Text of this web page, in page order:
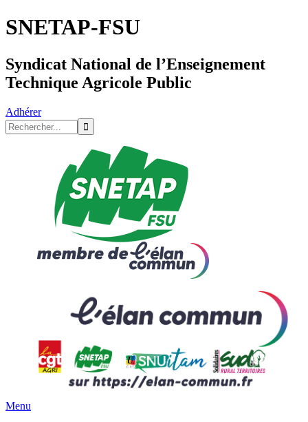
SNETAP-FSU
Syndicat National de l’Enseignement
Technique Agricole Public
Adhérer
Menu